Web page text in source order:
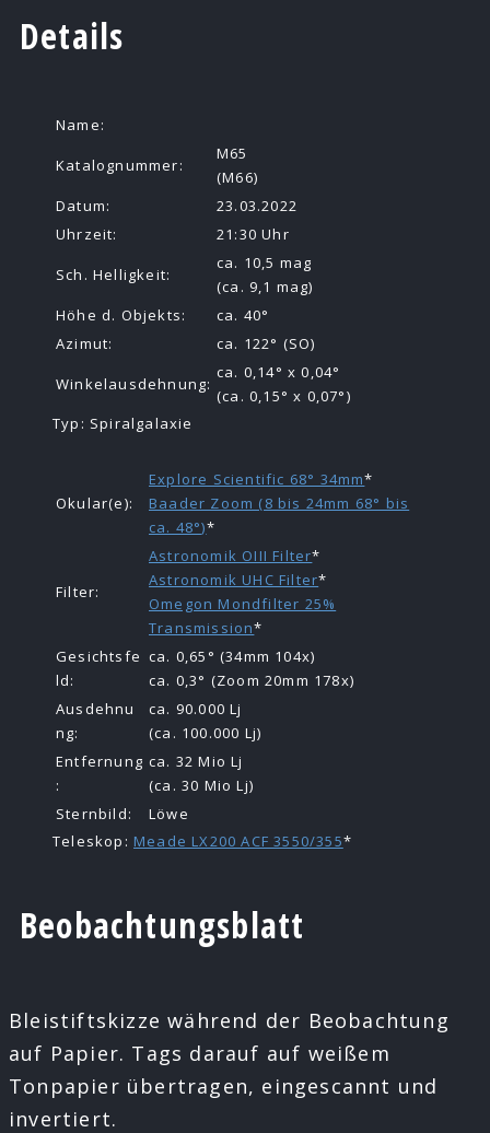
Details
Name:
Katalognummer:
M65
(M66)
Datum:
23.03.2022
Uhrzeit:
21:30 Uhr
Sch. Helligkeit:
ca. 10,5 mag
(ca. 9,1 mag)
Höhe d. Objekts:
ca. 40°
Azimut:
ca. 122° (SO)
Winkelausdehnung:
ca. 0,14° x 0,04°
(ca. 0,15° x 0,07°)
Typ: Spiralgalaxie
Okular(e):
Explore Scientific 68° 34mm*
Baader Zoom (8 bis 24mm 68° bis
ca. 48°)*
Filter:
Astronomik OIII Filter*
Astronomik UHC Filter*
Omegon Mondfilter 25%
Transmission*
Gesichtsfe
ld:
ca. 0,65° (34mm 104x)
ca. 0,3° (Zoom 20mm 178x)
Ausdehnu
ng:
ca. 90.000 Lj
(ca. 100.000 Lj)
Entfernung
:
ca. 32 Mio Lj
(ca. 30 Mio Lj)
Sternbild:
Löwe
Teleskop: Meade LX200 ACF 3550/355*
Beobachtungsblatt
Bleistiftskizze während der Beobachtung
auf Papier. Tags darauf auf weißem
Tonpapier übertragen, eingescannt und
invertiert.